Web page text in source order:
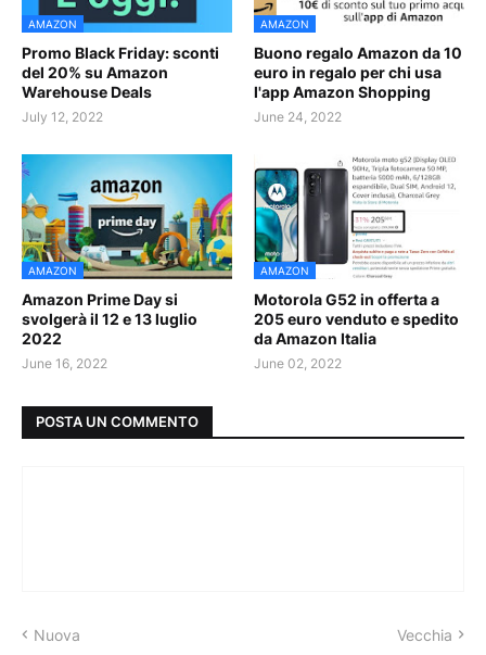
AMAZON
Promo Black Friday: sconti
del 20% su Amazon
Warehouse Deals
July 12, 2022
AMAZON
Buono regalo Amazon da 10
euro in regalo per chi usa
l'app Amazon Shopping
June 24, 2022
AMAZON
Amazon Prime Day si
svolgerà il 12 e 13 luglio
2022
June 16, 2022
AMAZON
Motorola G52 in offerta a
205 euro venduto e spedito
da Amazon Italia
June 02, 2022
POSTA UN COMMENTO
Nuova Vecchia